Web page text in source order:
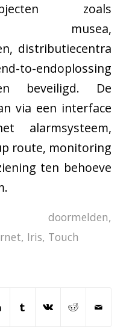
zoals
musea,
distributiecentra
to-endoplossing
beveiligd. De
via een interface
alarmsysteem,
route, monitoring
ten behoeve
doormelden,
, Iris, Touch